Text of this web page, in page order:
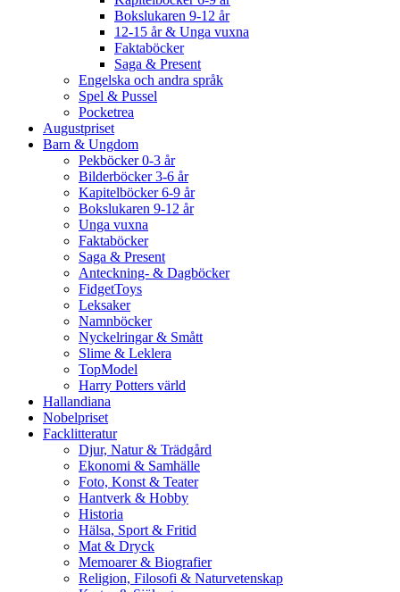
Bokslukaren 9-12 år
12-15 år & Unga vuxna
Faktaböcker
Saga & Present
Engelska och andra språk
Spel & Pussel
Pocketrea
Augustpriset
Barn & Ungdom
Pekböcker 0-3 år
Bilderböcker 3-6 år
Kapitelböcker 6-9 år
Bokslukaren 9-12 år
Unga vuxna
Faktaböcker
Saga & Present
Anteckning- & Dagböcker
FidgetToys
Leksaker
Namnböcker
Nyckelringar & Smått
Slime & Leklera
TopModel
Harry Potters värld
Hallandiana
Nobelpriset
Facklitteratur
Djur, Natur & Trädgård
Ekonomi & Samhälle
Foto, Konst & Teater
Hantverk & Hobby
Historia
Hälsa, Sport & Fritid
Mat & Dryck
Memoarer & Biografier
Religion, Filosofi & Naturvetenskap